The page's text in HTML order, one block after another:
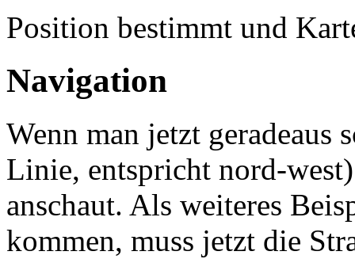
Position bestimmt und
Navigation
Wenn man jetzt geradeaus
Linie, entspricht nord-
anschaut. Als weiteres
kommen, muss jetzt die